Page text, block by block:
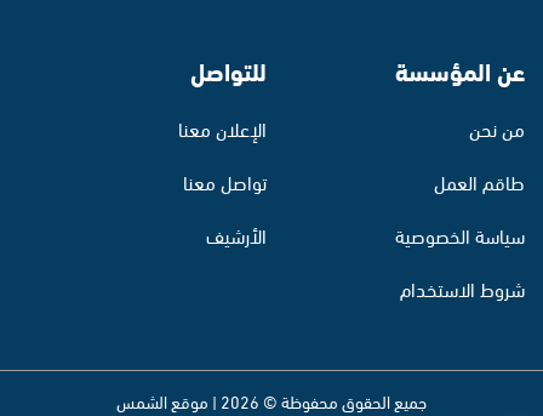
عن المؤسسة
من نحن
طاقم العمل
سياسة الخصوصية
شروط الاستخدام
للتواصل
الإعلان معنا
تواصل معنا
الأرشيف
جميع الحقوق محفوظة © 2026 | موقع الشمس